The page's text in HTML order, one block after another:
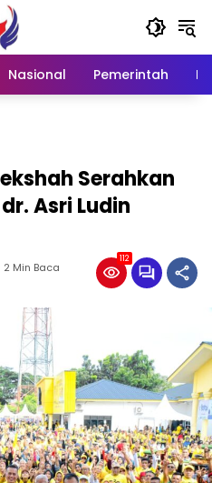
Nasional Pemerintah
Serahkan
Asri Ludin
2 Min Baca
112